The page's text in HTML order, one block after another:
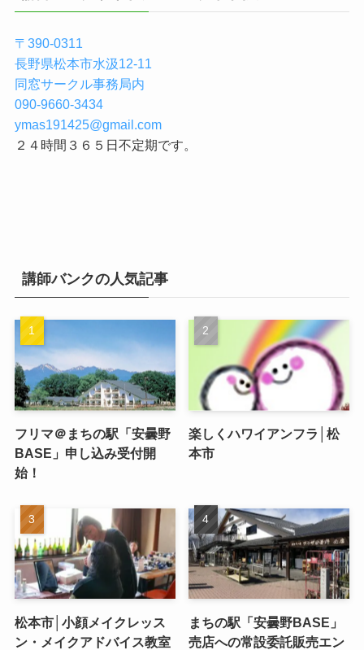
〒390-0311
長野県松本市水汲12-11
同窓サークル事務局内
090-9660-3434
ymas191425@gmail.com
２４時間３６５日不定期です。
講師バンクの人気記事
フリマ＠まちの駅「安曇野
BASE」申し込み受付開
始！
楽しくハワイアンフラ│松
本市
松本市│小顔メイクレッス
ン・メイクアドバイス教室
まちの駅「安曇野BASE」
売店への常設委託販売エン